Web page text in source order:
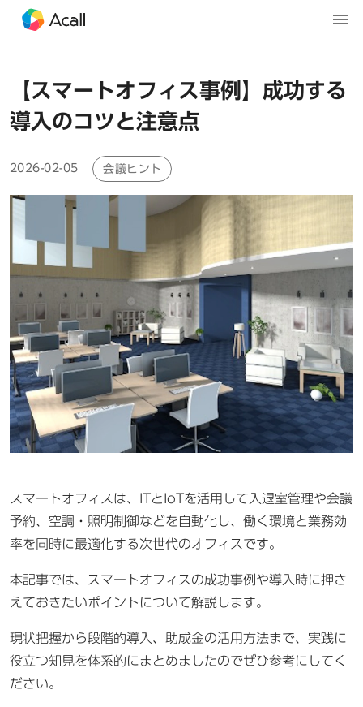
【スマートオフィス事例】成功する
導入のコツと注意点
2026-02-05 会議ヒント
スマートオフィスは、ITとIoTを活用して入退室管理や会議
予約、空調・照明制御などを自動化し、働く環境と業務効
率を同時に最適化する次世代のオフィスです。
本記事では、スマートオフィスの成功事例や導入時に押さ
えておきたいポイントについて解説します。
現状把握から段階的導入、助成金の活用方法まで、実践に
役立つ知見を体系的にまとめましたのでぜひ参考にしてく
ださい。